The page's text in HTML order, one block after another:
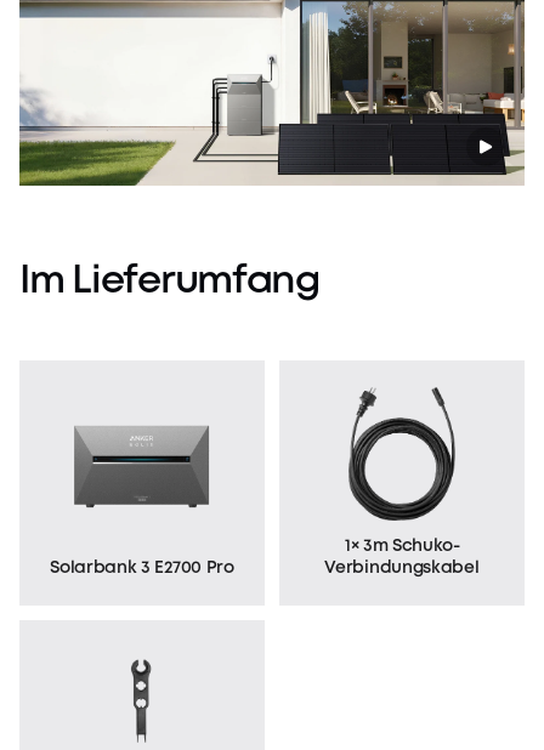
Im Lieferumfang
Solarbank 3 E2700 Pro
1× 3m Schuko-
Verbindungskabel